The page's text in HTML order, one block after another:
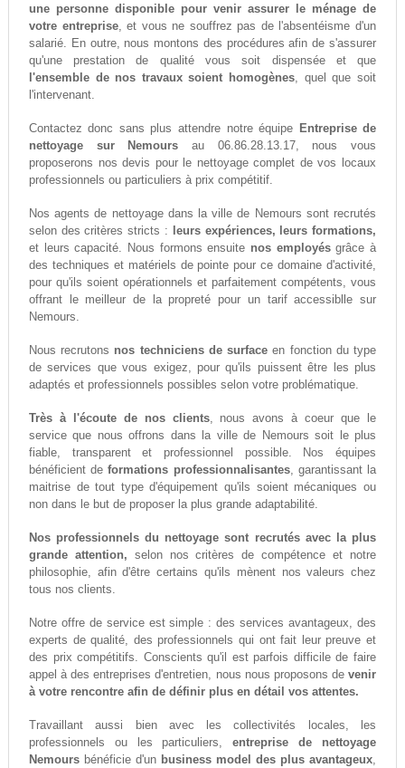
une personne disponible pour venir assurer le ménage de
votre entreprise, et vous ne souffrez pas de l'absentéisme d'un
salarié. En outre, nous montons des procédures afin de s'assurer
qu'une prestation de qualité vous soit dispensée et que
l'ensemble de nos travaux soient homogènes, quel que soit
l'intervenant.
Contactez donc sans plus attendre notre équipe Entreprise de
nettoyage sur Nemours au 06.86.28.13.17, nous vous
proposerons nos devis pour le nettoyage complet de vos locaux
professionnels ou particuliers à prix compétitif.
Nos agents de nettoyage dans la ville de Nemours sont recrutés
selon des critères stricts :
leurs expériences, leurs formations,
et leurs capacité. Nous formons ensuite nos employésgrâce à
des techniques et matériels de pointe pour ce domaine d'activité,
pour qu'ils soient opérationnels et parfaitement compétents, vous
offrant le meilleur de la propreté pour un tarif accessiblle sur
Nemours.
Nous recrutons nos techniciens de surface en fonction du type
de services que vous exigez, pour qu'ils puissent être les plus
adaptés et professionnels possibles selon votre problématique.
Très à l'écoute de nos clients, nous avons à coeur que le
service que nous offrons dans la ville de Nemours soit le plus
fiable, transparent et professionnel possible. Nos équipes
bénéficient deformations professionnalisantes, garantissant la
maitrise de tout type d'équipement qu'ils soient mécaniques ou
non dans le but de proposer la plus grande adaptabilité.
Nos professionnels du nettoyage sont recrutés avec la plus
grande attention, selon nos critères de compétence et notre
philosophie, afin d'être certains qu'ils mènent nos valeurs chez
tous nos clients.
Notre offre de service est simple : des services avantageux, des
experts de qualité, des professionnels qui ont fait leur preuve et
des prix compétitifs. Conscients qu'il est parfois difficile de faire
appel à des entreprises d'entretien, nous nous proposons devenir
à votre rencontre afin de définir plus en détail vos attentes.
Travaillant aussi bien avec les collectivités locales, les
professionnels ou les particuliers,entreprise de nettoyage
Nemoursbénéficie d'un business model des plus avantageux,